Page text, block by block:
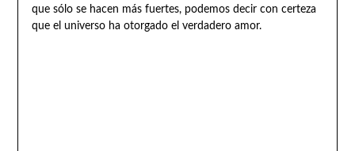
que sólo se hacen más fuertes, podemos decir con certeza
que el universo ha otorgado el verdadero amor.